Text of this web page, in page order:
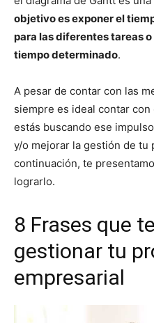
objetivo es exponer el
para las diferentes tareas
tiempo determinado.
A pesar de contar con las
siempre es ideal contar con
estás buscando ese
y/o mejorar la gestión de tu
continuación, te
lograrlo.
8 Frases que
gestionar tu
empresarial